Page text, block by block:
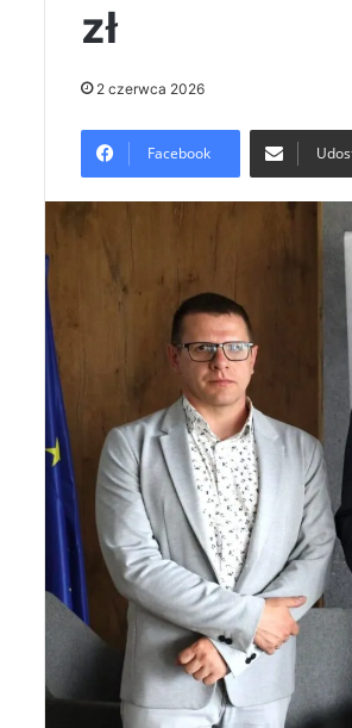
zł
2 czerwca 2026
Facebook